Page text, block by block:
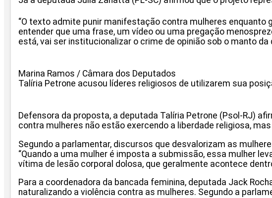
“O texto admite punir manifestação contra mulheres
entender que uma frase, um vídeo ou uma pregação
está, vai ser institucionalizar o crime de opinião sob o manto da
Marina Ramos / Câmara dos Deputados
Talíria Petrone acusou líderes religiosos de utilizarem sua
Defensora da proposta, a deputada Talíria Petrone (Psol-RJ)
contra mulheres não estão exercendo a liberdade religiosa,
Segundo a parlamentar, discursos que desvalorizam as
“Quando a uma mulher é imposta a submissão, essa mulher
vítima de lesão corporal dolosa, que geralmente acontece
Para a coordenadora da bancada feminina, deputada Jack
naturalizando a violência contra as mulheres. Segundo a